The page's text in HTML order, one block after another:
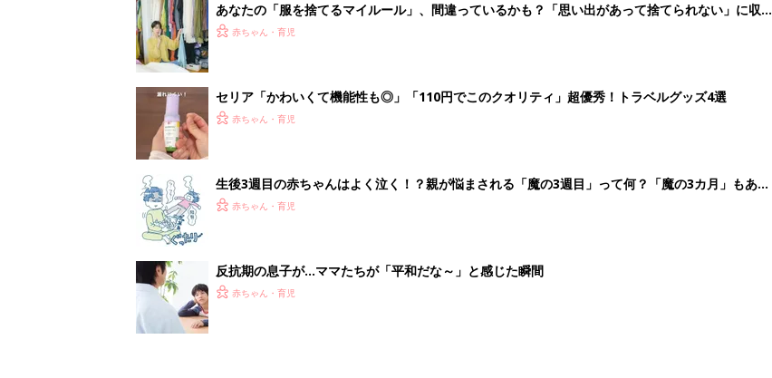
あなたの「服を捨てるマイルール」、間違っているかも？「思い出があって捨てられない」に収納
スタイリストが喝！
赤ちゃん・育児
セリア「かわいくて機能性も◎」「110円でこのクオリティ」超優秀！トラベルグッズ4選
赤ちゃん・育児
生後3週目の赤ちゃんはよく泣く！？親が悩まされる「魔の3週目」って何？「魔の3カ月」もある
って本当？【専門家】
赤ちゃん・育児
反抗期の息子が...ママたちが「平和だな～」と感じた瞬間
赤ちゃん・育児